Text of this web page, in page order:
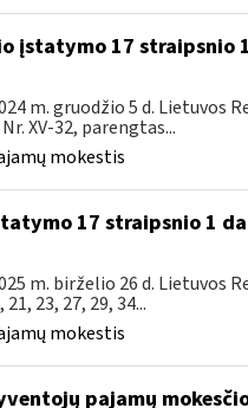
įstatymo 17 straipsnio
m. gruodžio 5 d. Lietuvos
XV-32, parengtas...
mokestis
17 straipsnio 1
m. birželio 26 d. Lietuvos
23, 27, 29, 34...
mokestis
pajamų